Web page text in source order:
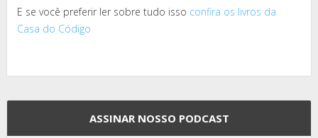
E se você preferir ler sobre tudo isso confira os livros da
Casa do Código
ASSINAR NOSSO PODCAST